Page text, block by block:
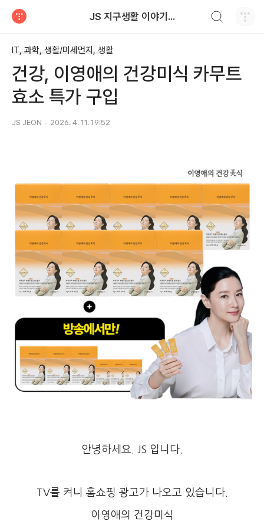
JS 지구생활 이야기...
IT, 과학, 생활/미세먼지, 생활
건강, 이영애의 건강미식 카무트
효소 특가 구입
JS JEON 2026. 4. 11. 19:52
안녕하세요. JS 입니다.
TV를 켜니 홈쇼핑 광고가 나오고 있습니다.
이영애의 건강미식